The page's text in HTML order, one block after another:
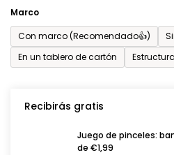
Marco
Con marco (Recomendado👍)
En un tablero de cartón
Recibirás gratis
Juego de pinceles:
de €1,99